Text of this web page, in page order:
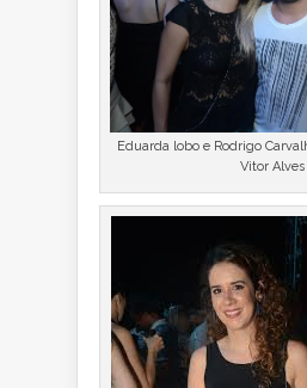
Eduarda lobo e Rodrigo
Vitor Alves